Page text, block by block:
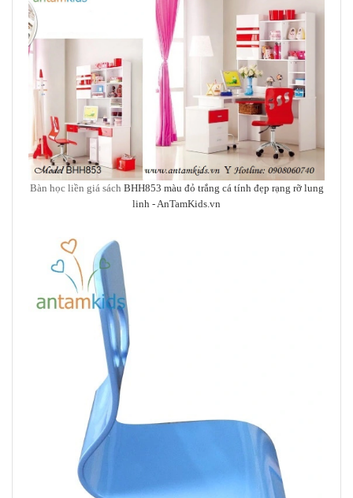
Bàn học liền giá sách BHH853 màu đỏ trắng cá tính đẹp rạng rỡ lung
linh - AnTamKids.vn